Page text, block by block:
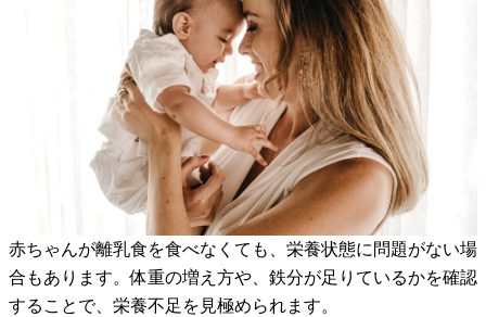
赤ちゃんが離乳食を食べなくても、栄養状態に問題がない場
合もあります。体重の増え方や、鉄分が足りているかを確認
することで、栄養不足を見極められます。